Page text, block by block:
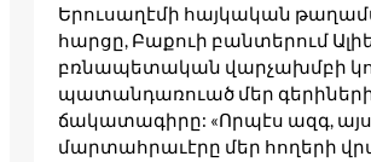
Երուսաղէմի հայկական
հարցը, Բաքուի բանտերում
բռնապետական վարչախմբի
պատանդառուած մեր
ճակատագիրը: «Որպէս ազգ,
մարտահրաւէրը մեր հողերի